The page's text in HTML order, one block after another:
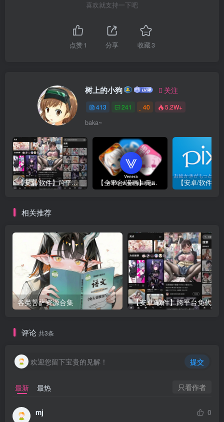
喜欢就支持一下吧
点赞1 分享 收藏3
树上的小狗 关注
413 241 40 5.2W+
baka~
【安卓/软件】跨平台免代理直连P站 Pixez-Flutter V0.9.105 动图 | 以图搜源 | 批量下载 | Pixiv | 漫画 小说 插图 【全平台/漫画】无广告 漫画阅读器 Venera 支持 禁漫/哔咔/拷贝漫画源 更新 v1.6.3 附带 漫画源 部分地址已更新 安卓 | Mac | IOS | Widows
相关推荐
各类菩萨资源合集
评论 共3条
欢迎您留下宝贵的见解！ 提交
最新 最热 只看作者
mj
0